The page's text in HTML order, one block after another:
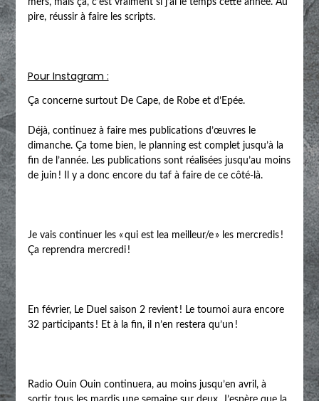
pire, réussir à faire les scripts.
Pour Instagram :
Ça concerne surtout De Cape, de Robe et d’Epée.
Déjà, continuez à faire mes publications d’œuvres le
dimanche. Ça tome bien, le planning est complet jusqu’à la
fin de l’année. Les publications sont réalisées jusqu’au moins
de juin ! Il y a donc encore du taf à faire de ce côté-là.
Je vais continuer les « qui est lea meilleur/e » les mercredis !
Ça reprendra mercredi !
En février, Le Duel saison 2 revient ! Le tournoi aura encore
32 participants ! Et à la fin, il n’en restera qu’un !
Radio Ouin Ouin continuera, au moins jusqu’en avril, à